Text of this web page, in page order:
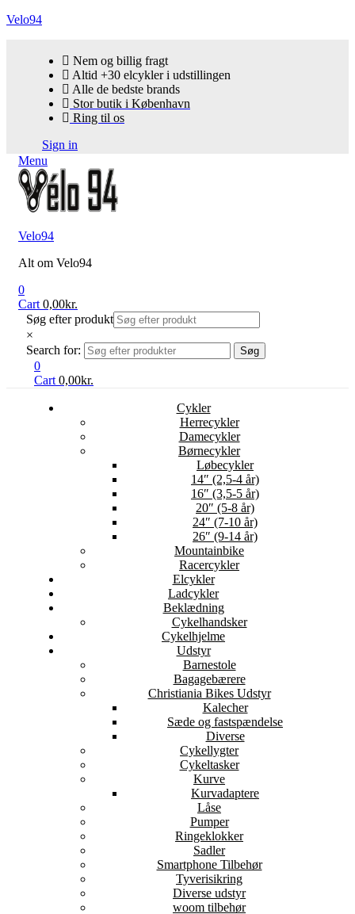
Velo94
Nem og billig fragt
Altid +30 elcykler i udstillingen
Alle de bedste brands
Stor butik i København
Ring til os
Sign in
Menu
Velo94
Alt om Velo94
0
Cart 0,00kr.
Søg efter produkt
×
Search for:
Søg
0
Cart 0,00kr.
Cykler
Herrecykler
Damecykler
Børnecykler
Løbecykler
14″ (2,5-4 år)
16″ (3,5-5 år)
20″ (5-8 år)
24″ (7-10 år)
26″ (9-14 år)
Mountainbike
Racercykler
Elcykler
Ladcykler
Beklædning
Cykelhandsker
Cykelhjelme
Udstyr
Barnestole
Bagagebærere
Christiania Bikes Udstyr
Kalecher
Sæde og fastspændelse
Diverse
Cykellygter
Cykeltasker
Kurve
Kurvadaptere
Låse
Pumper
Ringeklokker
Sadler
Smartphone Tilbehør
Tyverisikring
Diverse udstyr
woom tilbehør